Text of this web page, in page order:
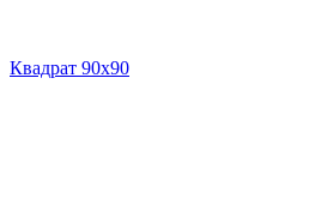
Квадрат 90х90